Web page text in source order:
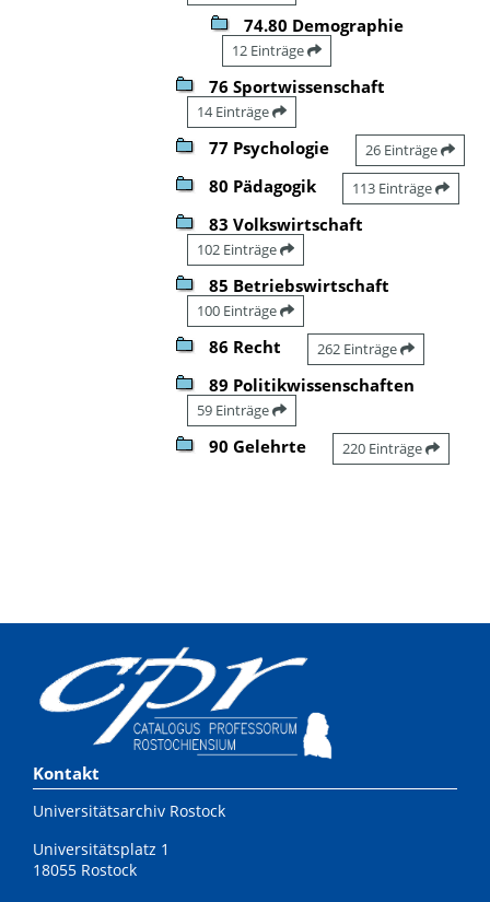
74.80 Demographie
12 Einträge
76 Sportwissenschaft
14 Einträge
77 Psychologie 26 Einträge
80 Pädagogik 113 Einträge
83 Volkswirtschaft
102 Einträge
85 Betriebswirtschaft
100 Einträge
86 Recht 262 Einträge
89 Politikwissenschaften
59 Einträge
90 Gelehrte 220 Einträge
Kontakt
Universitätsarchiv Rostock
Universitätsplatz 1
18055 Rostock